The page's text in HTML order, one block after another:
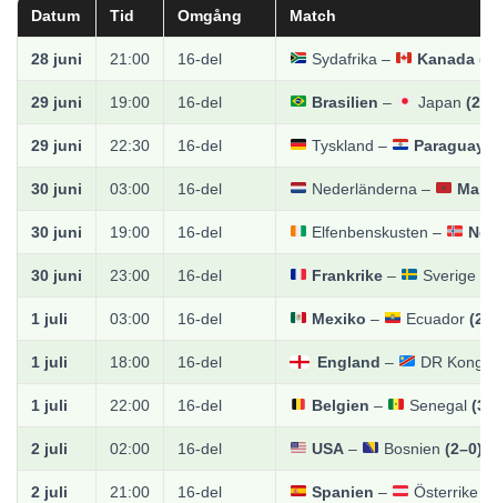
Datum Tid Omgång Match
28 juni 21:00 16-del Sydafrika – Kanada
29 juni 19:00 16-del Brasilien – Japan
29 juni 22:30 16-del Tyskland – Paraguay
30 juni 03:00 16-del Nederländerna –
30 juni 19:00 16-del Elfenbenskusten –
30 juni 23:00 16-del Frankrike – Sverige
1 juli 03:00 16-del Mexiko – Ecuador
1 juli 18:00 16-del England – DR Kongo
1 juli 22:00 16-del Belgien – Senegal
2 juli 02:00 16-del USA – Bosnien (2–0)
2 juli 21:00 16-del Spanien – Österrike